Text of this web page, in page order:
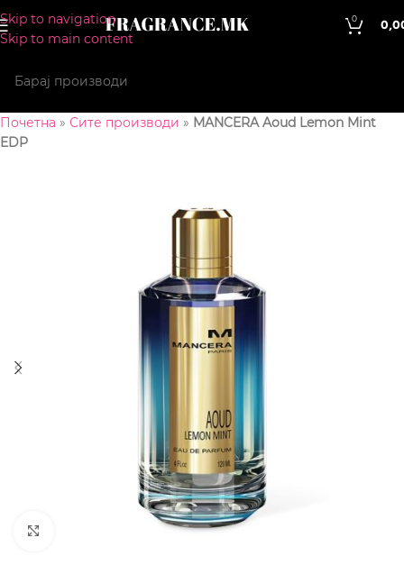
Skip to navigation
Skip to main content
0
Почетна » Сите производи » MANCERA Aoud Lemon Mint
EDP